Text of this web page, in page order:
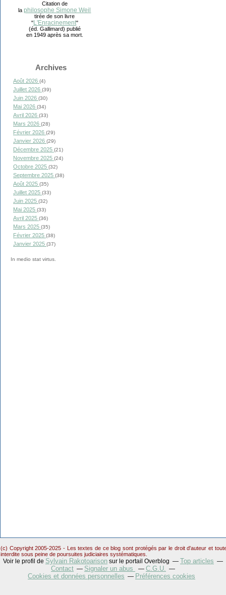
Citation de
laphilosophe Simone Weil
tirée de son livre
"L'Enracinement"
(éd. Gallimard) publié
en 1949 après sa mort.
Archives
Août 2026 (4)
Juillet 2026 (39)
Juin 2026 (30)
Mai 2026 (34)
Avril 2026 (33)
Mars 2026 (28)
Février 2026 (29)
Janvier 2026 (29)
Décembre 2025 (21)
Novembre 2025 (24)
Octobre 2025 (32)
Septembre 2025 (38)
Août 2025 (35)
Juillet 2025 (33)
Juin 2025 (32)
Mai 2025 (33)
Avril 2025 (36)
Mars 2025 (35)
Février 2025 (38)
Janvier 2025 (37)
In medio stat virtus.
(c) Copyright 2005-2025 - Les textes de ce blog sont protégés par le droit d'auteur et
interdite sous peine de poursuites judiciaires systématiques.
Voir le profil de Sylvain Rakotoarison sur le portail Overblog
Top articles
Contact
Signaler un abus
C.G.U.
Cookies et données personnelles
Préférences cookies